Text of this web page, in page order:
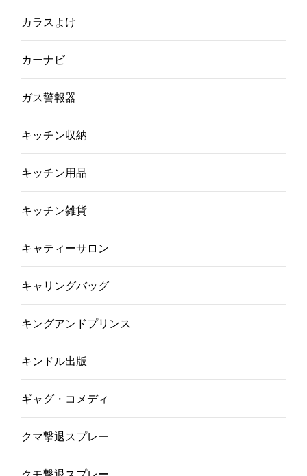
カラスよけ
カーナビ
ガス警報器
キッチン収納
キッチン用品
キッチン雑貨
キャティーサロン
キャリングバッグ
キングアンドプリンス
キンドル出版
ギャグ・コメディ
クマ撃退スプレー